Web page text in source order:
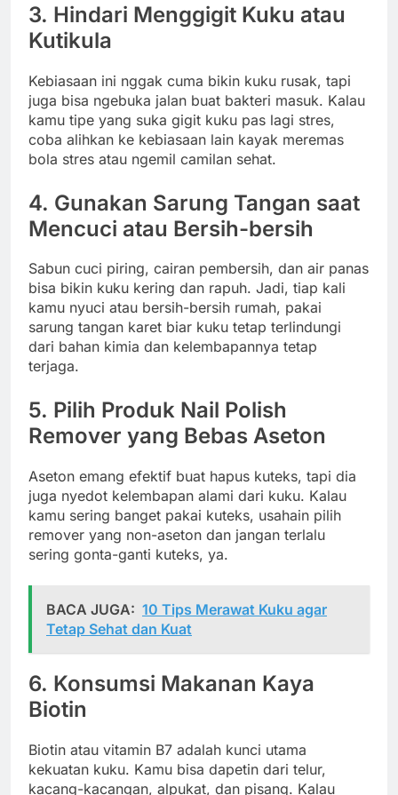
3. Hindari Menggigit Kuku atau
Kutikula
Kebiasaan ini nggak cuma bikin kuku rusak, tapi
juga bisa ngebuka jalan buat bakteri masuk. Kalau
kamu tipe yang suka gigit kuku pas lagi stres,
coba alihkan ke kebiasaan lain kayak meremas
bola stres atau ngemil camilan sehat.
4. Gunakan Sarung Tangan saat
Mencuci atau Bersih-bersih
Sabun cuci piring, cairan pembersih, dan air panas
bisa bikin kuku kering dan rapuh. Jadi, tiap kali
kamu nyuci atau bersih-bersih rumah, pakai
sarung tangan karet biar kuku tetap terlindungi
dari bahan kimia dan kelembapannya tetap
terjaga.
5. Pilih Produk Nail Polish
Remover yang Bebas Aseton
Aseton emang efektif buat hapus kuteks, tapi dia
juga nyedot kelembapan alami dari kuku. Kalau
kamu sering banget pakai kuteks, usahain pilih
remover yang non-aseton dan jangan terlalu
sering gonta-ganti kuteks, ya.
BACA JUGA: 10 Tips Merawat Kuku agar
Tetap Sehat dan Kuat
6. Konsumsi Makanan Kaya
Biotin
Biotin atau vitamin B7 adalah kunci utama
kekuatan kuku. Kamu bisa dapetin dari telur,
kacang-kacangan, alpukat, dan pisang. Kalau